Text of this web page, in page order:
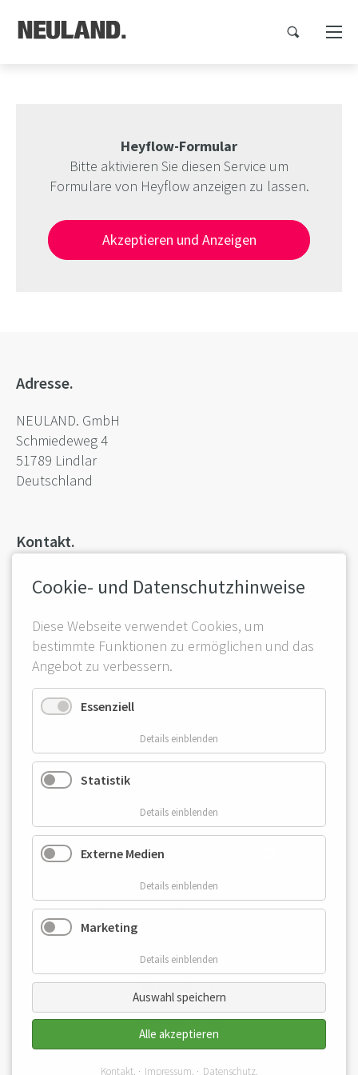
Heyflow-Formular
Bitte aktivieren Sie diesen Service um
Formulare von Heyflow anzeigen zu lassen.
Akzeptieren und Anzeigen
Adresse.
NEULAND. GmbH
Schmiedeweg 4
51789 Lindlar
Deutschland
Kontakt.
Termin vereinbaren.
Angebot anfordern.
E-Mail schreiben.
Mehr.
Online-Lexikon.
Kunden-Login.
Mitarbeiter-Login.
Privatsphäre-Einstellungen.
Impressum.
Datenschutz.
Bildnachweise.
Cookie- und Datenschutzhinweise
Diese Webseite verwendet Cookies, um
bestimmte Funktionen zu ermöglichen und das
Angebot zu verbessern.
Essenziell
Details einblenden
Statistik
Details einblenden
Externe Medien
Details einblenden
Marketing
Details einblenden
Auswahl speichern
Alle akzeptieren
Kontakt. Impressum. Datenschutz.